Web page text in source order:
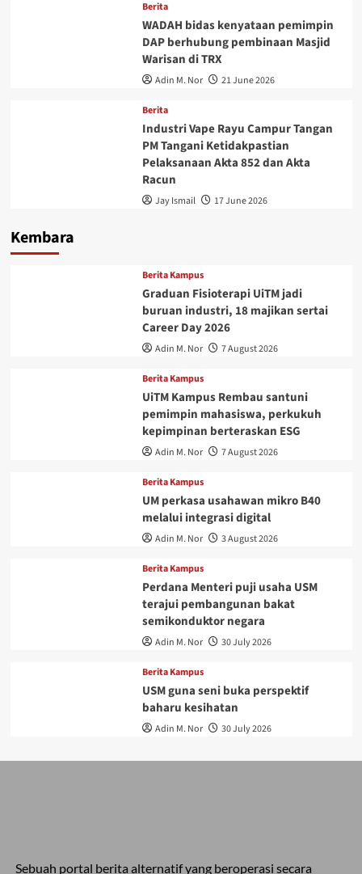
Berita
WADAH bidas kenyataan pemimpin
DAP berhubung pembinaan Masjid
Warisan di TRX
Adin M. Nor 21 June 2026
Berita
Industri Vape Rayu Campur Tangan
PM Tangani Ketidakpastian
Pelaksanaan Akta 852 dan Akta
Racun
Jay Ismail 17 June 2026
Kembara
Berita Kampus
Graduan Fisioterapi UiTM jadi
buruan industri, 18 majikan sertai
Career Day 2026
Adin M. Nor 7 August 2026
Berita Kampus
UiTM Kampus Rembau santuni
pemimpin mahasiswa, perkukuh
kepimpinan berteraskan ESG
Adin M. Nor 7 August 2026
Berita Kampus
UM perkasa usahawan mikro B40
melalui integrasi digital
Adin M. Nor 3 August 2026
Berita Kampus
Perdana Menteri puji usaha USM
terajui pembangunan bakat
semikonduktor negara
Adin M. Nor 30 July 2026
Berita Kampus
USM guna seni buka perspektif
baharu kesihatan
Adin M. Nor 30 July 2026
Sebuah portal berita alternatif yang beroperasi secara